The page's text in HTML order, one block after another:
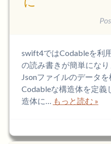
swift4ではCodableを利
の読み書きが簡単にな
Jsonファイルのデータ
Codableな構造体を定義
造体に… もっと読む »